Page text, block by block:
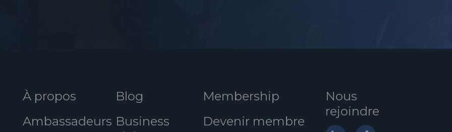
À propos
Ambassadeurs
Blog
Business
Membership
Devenir membre
Nous
rejoindre